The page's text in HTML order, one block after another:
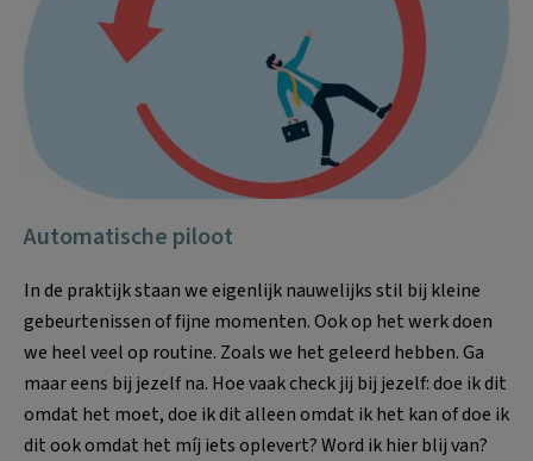
Automatische piloot
In de praktijk staan we eigenlijk nauwelijks stil bij kleine
gebeurtenissen of fijne momenten. Ook op het werk doen
we heel veel op routine. Zoals we het geleerd hebben. Ga
maar eens bij jezelf na. Hoe vaak check jij bij jezelf: doe ik dit
omdat het moet, doe ik dit alleen omdat ik het kan of doe ik
dit ook omdat het míj iets oplevert? Word ik hier blij van?